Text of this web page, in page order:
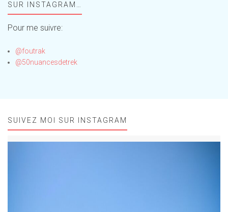
!SUR INSTAGRAM…
Pour me suivre:
@foutrak
@50nuancesdetrek
SUIVEZ MOI SUR INSTAGRAM